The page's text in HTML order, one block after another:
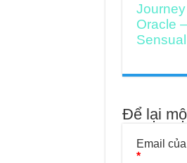
Oracle
Để lại
Email
*